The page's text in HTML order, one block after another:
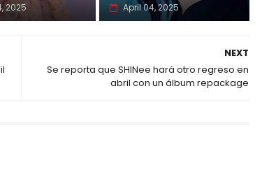
2025 April 04, 2025
NEXT
Se reporta que SHINee hará otro regreso en
abril con un álbum repackage